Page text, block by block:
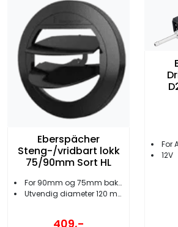
Eberspächer
Steng-/vridbart lokk
75/90mm Sort HL
For 90mm og 75mm bakstykker
Utvendig diameter 120 mm
409,-
For
12V